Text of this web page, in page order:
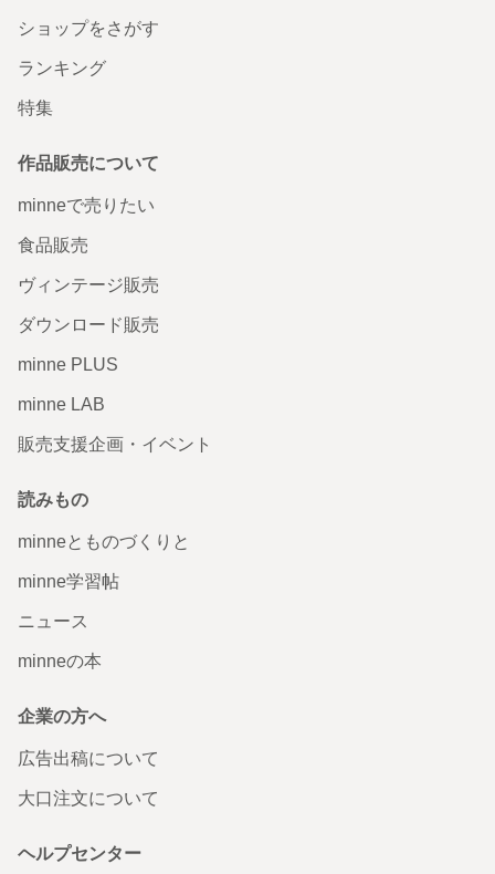
ショップをさがす
ランキング
特集
作品販売について
minneで売りたい
食品販売
ヴィンテージ販売
ダウンロード販売
minne PLUS
minne LAB
販売支援企画・イベント
読みもの
minneとものづくりと
minne学習帖
ニュース
minneの本
企業の方へ
広告出稿について
大口注文について
ヘルプセンター